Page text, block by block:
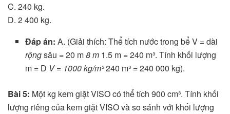
C. 240 kg.
D. 2 400 kg.
Đáp án: A. (Giải thích: Thể tích nước trong bể V = dài
rộngsâu = 20 m8 m 1.5 m = 240 m³. Tính khối lượng
m = D V = 1000 kg/m³240 m³ = 240 000 kg).
Bài 5: Một kg kem giặt VISO có thể tích 900 cm³. Tính khối
lượng riêng của kem giặt VISO và so sánh với khối lượng